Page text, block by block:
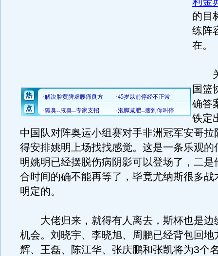
的目
练阵
在。
关
国篮
确
铁定
中国队对阵奥运小组赛对手非洲冠军安哥拉
得安排姚明上场找找感觉。这是一条乐观的
明姚明已经摆脱伤病阴影可以登场了，二是
合时间的确不能再等了，毕竟尤纳斯很多战
明定的。
大佬归来，就得有人离去，斯杯也是边
机会。刘晓宇、李晓旭、周鹏已经背包回地
辉、王磊、陈江华、张庆鹏和张凯将为3个